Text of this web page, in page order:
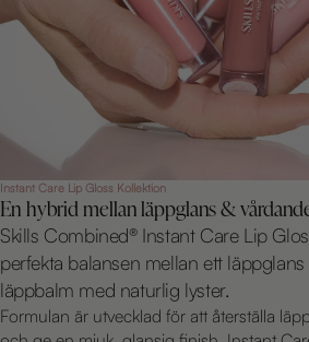
Instant Care Lip Gloss Kollektion
En hybrid mellan läppglans &
Skills Combined® Instant Care Lip
perfekta balansen mellan ett
läppbalm med naturlig lyster.
Formulan är utvecklad för att återställa